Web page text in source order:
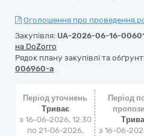
Оголошення про
Закупівля: UA-2026-06-16-
на DoZorro
Рядок плану закупівлі та
006960-a
Період уточнень
Триває
з 16-06-2026, 12:30
по 21-06-2026,
Період
з 16-06-